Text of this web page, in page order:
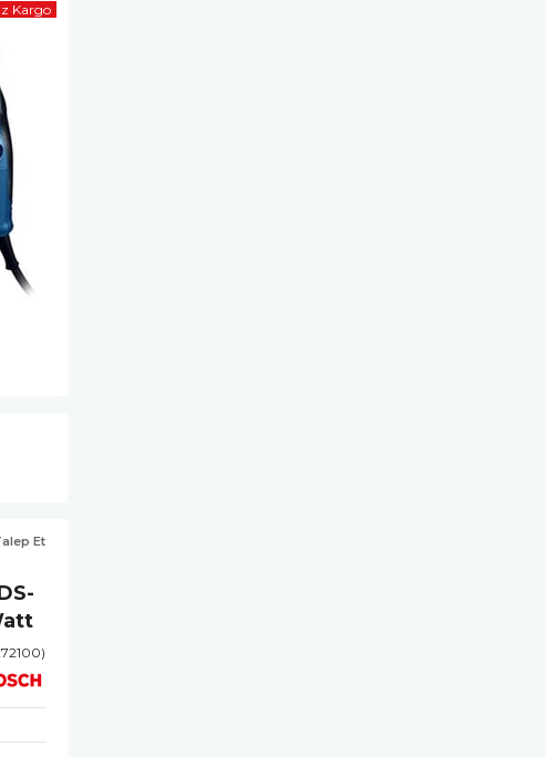
Kargo
Et